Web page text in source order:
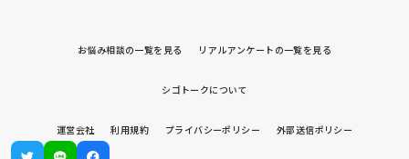
お悩み相談の一覧を見る リアルアンケートの一覧を見る
シゴトークについて
運営会社 利用規約 プライバシーポリシー 外部送信ポリシー